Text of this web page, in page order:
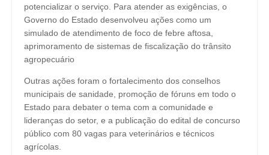
potencializar o serviço. Para atender as exigências, o
Governo do Estado desenvolveu ações como um
simulado de atendimento de foco de febre aftosa,
aprimoramento de sistemas de fiscalização do trânsito
agropecuário
Outras ações foram o fortalecimento dos conselhos
municipais de sanidade, promoção de fóruns em todo o
Estado para debater o tema com a comunidade e
lideranças do setor, e a publicação do edital de concurso
público com 80 vagas para veterinários e técnicos
agrícolas.